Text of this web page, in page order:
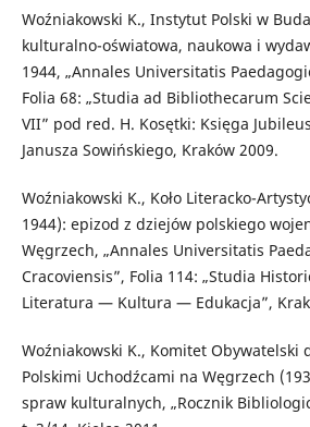
Woźniakowski K., Instytut Polski w
kulturalno-oświatowa, naukowa i
1944, „Annales Universitatis
Folia 68: „Studia ad Bibliothecarum
VII” pod red. H. Kosętki: Księga
Janusza Sowińskiego, Kraków 2009.
Woźniakowski K., Koło Literacko-
1944): epizod z dziejów polskiego
Węgrzech, „Annales Universitatis
Cracoviensis”, Folia 114: „Studia
Literatura — Kultura — Edukacja”,
Woźniakowski K., Komitet Obywatelski
Polskimi Uchodźcami na Węgrzech
spraw kulturalnych, „Rocznik